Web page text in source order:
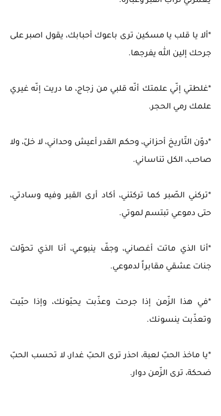
*ألا يا قلب يا مسكين ترى باعوك أحبابك، يقول اصبر على
جرحك إلين الله يفرجها.
*غلطتي إنّي علمتك أنّه قلبي من زجاج، ما دريت إنّه غيري
علمك رمي الحجر.
*دوّن التّاريخ أحزاني، وحكم القدر أعيش وحداني، لا خلّ، ولا
صاحب، الكل تناساني.
*تركني الصّبر كما تركتني، أكاد أرى القبر وفيه وسادتي،
حتى دموعي تبتسم لموتي.
*أنا الذي ماتت أغصاني، وجفّ ينبوعي، أنا الذي تحوّلت
جنات عشقي مقابراً لدموعي.
*في هذا الزّمن إذا جرحت وعذّبت يحبّونك، وإذا حبّيت
وتعذّبت ينسونك.
*يا ماخذ الحبّ لعبة، احذر ترى الحبّ غدار، لا تحسب الحبّ
ضحكة، ترى الزّمن دوار.